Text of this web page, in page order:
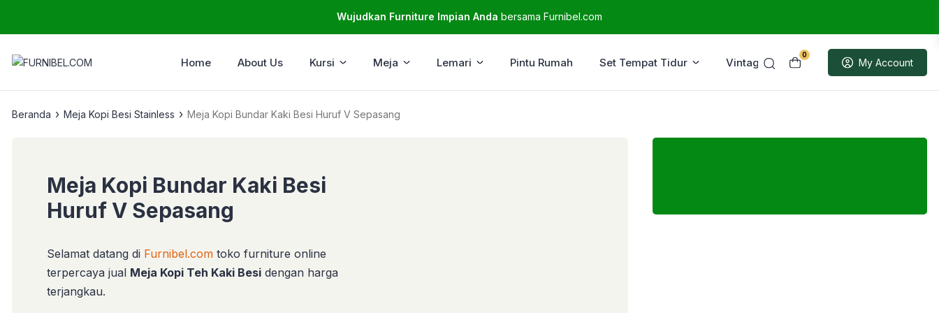
Wujudkan Furniture Impian Anda bersama Furnibel.com
0
My Account
Home About Us Kursi Meja Lemari Pintu Rumah Set Tempat Tidur Vintage Sample
Beranda › Meja Kopi Besi Stainless › Meja Kopi Bundar Kaki Besi Huruf V Sepasang
Meja Kopi Bundar Kaki Besi
Huruf V Sepasang
Selamat datang di Furnibel.com toko furniture online
terpercaya jual Meja Kopi Teh Kaki Besi dengan harga
terjangkau.